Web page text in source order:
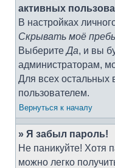
активных
В настройках
Скрывать моё
ВыберитеДа, и вы
администраторам,
Для всех остальных
пользователем.
Вернуться к началу
» Я забыл пароль!
Не паникуйте! Хотя
можно легко